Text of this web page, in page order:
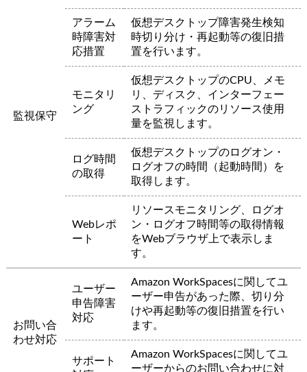
監視保守
アラーム
時障害対
応措置
仮想デスクトップ障害発生検知
時切り分け・再起動等の復旧措
置を行います。
モニタリ
ング
仮想デスクトップのCPU、メモ
リ、ディスク、インターフェー
ストラフィックのリソース使用
量を監視します。
ログ時間
の取得
仮想デスクトップのログオン・
ログオフの時間（起動時間）を
取得します。
Webレポ
ート
リソースモニタリング、ログオ
ン・ログオフ時間等の取得情報
をWebブラウザ上で表示しま
す。
お問い合
わせ対応
ユーザー
申告障害
対応
Amazon WorkSpacesに関してユ
ーザー申告があった際、切り分
けや再起動等の復旧措置を行い
ます。
サポート
Amazon WorkSpacesに関してユ
ーザーからのお問い合わせに対